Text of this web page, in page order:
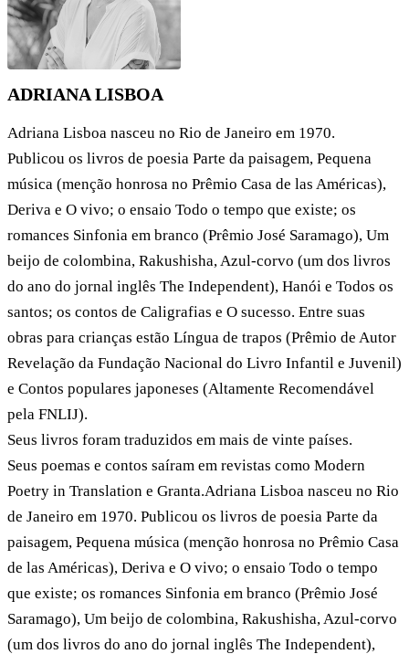
ADRIANA LISBOA
Adriana Lisboa nasceu no Rio de Janeiro em 1970.
Publicou os livros de poesia Parte da paisagem, Pequena
música (menção honrosa no Prêmio Casa de las Américas),
Deriva e O vivo; o ensaio Todo o tempo que existe; os
romances Sinfonia em branco (Prêmio José Saramago), Um
beijo de colombina, Rakushisha, Azul-corvo (um dos livros
do ano do jornal inglês The Independent), Hanói e Todos os
santos; os contos de Caligrafias e O sucesso. Entre suas
obras para crianças estão Língua de trapos (Prêmio de Autor
Revelação da Fundação Nacional do Livro Infantil e Juvenil)
e Contos populares japoneses (Altamente Recomendável
pela FNLIJ).
Seus livros foram traduzidos em mais de vinte países.
Seus poemas e contos saíram em revistas como Modern
Poetry in Translation e Granta.Adriana Lisboa nasceu no Rio
de Janeiro em 1970. Publicou os livros de poesia Parte da
paisagem, Pequena música (menção honrosa no Prêmio Casa
de las Américas), Deriva e O vivo; o ensaio Todo o tempo
que existe; os romances Sinfonia em branco (Prêmio José
Saramago), Um beijo de colombina, Rakushisha, Azul-corvo
(um dos livros do ano do jornal inglês The Independent),